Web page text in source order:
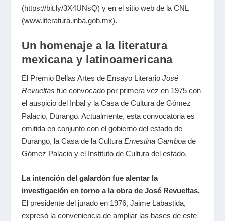
(https://bit.ly/3X4UNsQ) y en el sitio web de la CNL
(www.literatura.inba.gob.mx).
Un homenaje a la literatura
mexicana y latinoamericana
El Premio Bellas Artes de Ensayo Literario José
Revueltas fue convocado por primera vez en 1975 con
el auspicio del Inbal y la Casa de Cultura de Gómez
Palacio, Durango. Actualmente, esta convocatoria es
emitida en conjunto con el gobierno del estado de
Durango, la Casa de la Cultura Ernestina Gamboa de
Gómez Palacio y el Instituto de Cultura del estado.
La intención del galardón fue alentar la
investigación en torno a la obra de José Revueltas.
El presidente del jurado en 1976, Jaime Labastida,
expresó la conveniencia de ampliar las bases de este